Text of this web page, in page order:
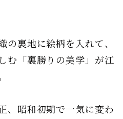
の裏地に絵柄を入れて、
む「裏勝りの美学」が江
、昭和初期で一気に変わ